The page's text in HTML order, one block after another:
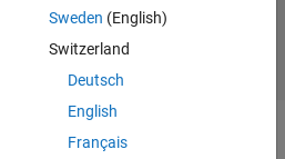
Sweden (English)
Switzerland
Deutsch
English
Français
Website auswählen
Deutschland